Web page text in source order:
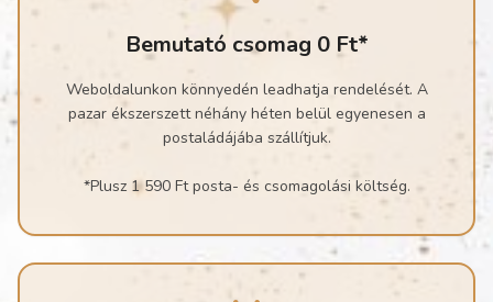
Bemutató csomag 0 Ft*
Weboldalunkon könnyedén leadhatja rendelését. A
pazar ékszerszett néhány héten belül egyenesen a
postaládájába szállítjuk.
*Plusz 1 590 Ft posta- és csomagolási költség.